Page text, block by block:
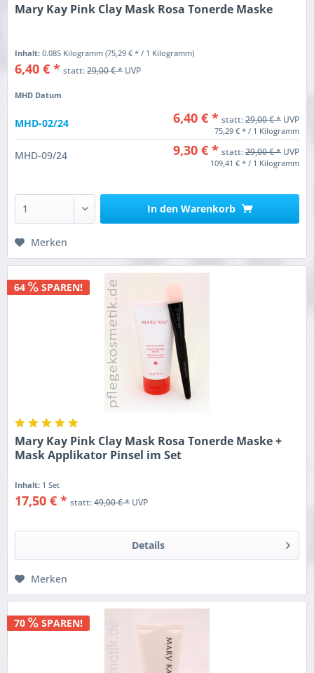
Mary Kay Pink Clay Mask Rosa Tonerde Maske
Inhalt:0.085 Kilogramm(75,29 € * / 1 Kilogramm)
6,40 € * statt:29,00 € *UVP
MHD Datum
MHD-02/24 6,40 € * statt:29,00 € * UVP
75,29 € * / 1 Kilogramm
MHD-09/24 9,30 € * statt:29,00 € * UVP
109,41 € * / 1 Kilogramm
In den Warenkorb
Merken
64 SPAREN!
Mary Kay Pink Clay Mask Rosa Tonerde Maske +
Mask Applikator Pinsel im Set
Inhalt: 1 Set
17,50 € * statt:49,00 € *UVP
Details
Merken
70 SPAREN!